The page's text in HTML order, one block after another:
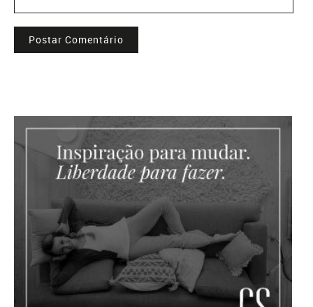
Postar Comentário